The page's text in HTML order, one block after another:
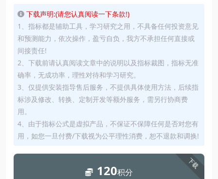
下载声明:(请您认真阅读一下条款!)
1、指标都是辅助工具，学习研究之用，不具备任何投资意见
和预测能力，依次操作，盈亏自负，我方不承担任何直接或
间接责任!
2、下载前请认真阅读文章中的说明以及指标裁图，指标无准
确率，无成功率，理性对待和学习研究。
3、仅提供安装指导售后服务，不提供具体使用方法，后续指
标涉及修改、转换、定制开发等额外服务，需另行协商费
用。
4、由于指标公式是虚拟产品，不保证不保障任何是否对您有
用，如您一旦付费/下载视为公平理性消费，恕不退款和调换!
下载
120积分